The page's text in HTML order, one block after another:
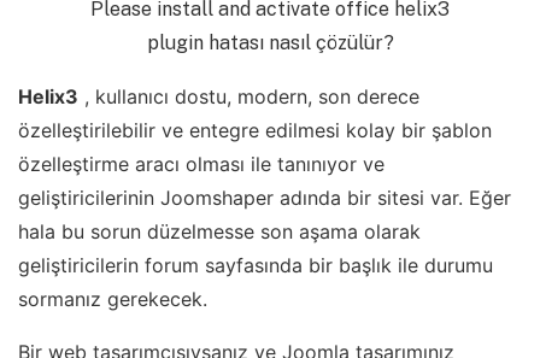
Please install and activate office helix3
plugin hatası nasıl çözülür?
Helix3 , kullanıcı dostu, modern, son derece
özelleştirilebilir ve entegre edilmesi kolay bir şablon
özelleştirme aracı olması ile tanınıyor ve
geliştiricilerinin Joomshaper adında bir sitesi var. Eğer
hala bu sorun düzelmesse son aşama olarak
geliştiricilerin forum sayfasında bir başlık ile durumu
sormanız gerekecek.
Bir web tasarımcısıysanız ve Joomla tasarımınız